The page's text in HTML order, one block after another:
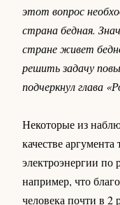
этот вопрос
страна бедная.
стране живет
решить задачу
подчеркнул глава
Некоторые из
качестве
электроэнергии
например, что
человека почти в